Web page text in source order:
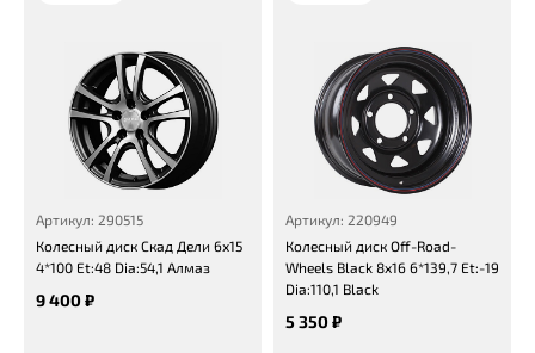
Артикул: 290515
Колесный диск Скад Дели 6x15
4*100 Et:48 Dia:54,1 Алмаз
9 400 ₽
Артикул: 220949
Колесный диск Off-Road-
Wheels Black 8x16 6*139,7 Et:-19
Dia:110,1 Black
5 350 ₽